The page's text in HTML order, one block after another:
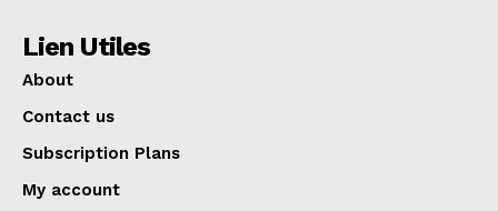
Lien Utiles
About
Contact us
Subscription Plans
My account